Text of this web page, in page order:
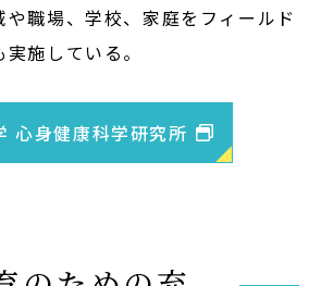
・修了生の方
職場、学校、家庭をフィールド
施している。
心身健康科学研究所